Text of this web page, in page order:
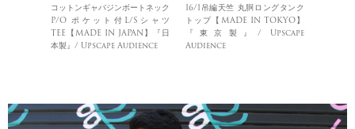
コットンギャバジンボートネック
P/O ポケット付L/Sシャツ
TEE【MADE IN JAPAN】『日
本製』/ Upscape Audience
16/1吊編天竺 丸胴ロングタンク
トップ【MADE IN TOKYO】
『東京製』/ Upscape
Audience